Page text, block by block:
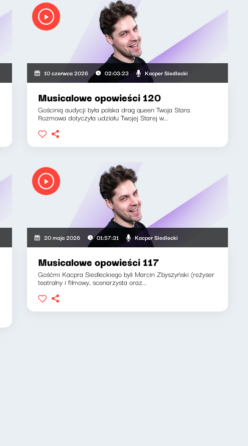
10 czerwca 2026 02:03:23 Kacper Siedlecki
Musicalowe opowieści 120
Gościnią audycji była polska drag queen Twoja Stara.
Rozmowa dotyczyła udziału Twojej Starej w...
20 maja 2026 01:57:31 Kacper Siedlecki
Musicalowe opowieści 117
Gośćmi Kacpra Siedleckiego byli Marcin Zbyszyński (reżyser
teatralny i filmowy, scenarzysta oraz...